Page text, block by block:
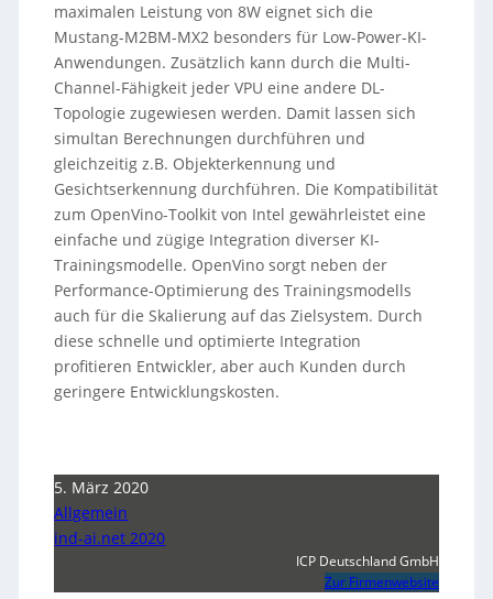
maximalen Leistung von 8W eignet sich die
Mustang-M2BM-MX2 besonders für Low-Power-KI-
Anwendungen. Zusätzlich kann durch die Multi-
Channel-Fähigkeit jeder VPU eine andere DL-
Topologie zugewiesen werden. Damit lassen sich
simultan Berechnungen durchführen und
gleichzeitig z.B. Objekterkennung und
Gesichtserkennung durchführen. Die Kompatibilität
zum OpenVino-Toolkit von Intel gewährleistet eine
einfache und zügige Integration diverser KI-
Trainingsmodelle. OpenVino sorgt neben der
Performance-Optimierung des Trainingsmodells
auch für die Skalierung auf das Zielsystem. Durch
diese schnelle und optimierte Integration
profitieren Entwickler, aber auch Kunden durch
geringere Entwicklungskosten.
5. März 2020
Allgemein
ind-ai.net 2020
ICP Deutschland GmbH
Zur Firmenwebsite